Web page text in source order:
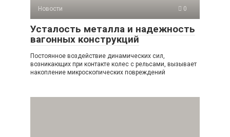
Новости 0
Усталость металла и надежность
вагонных конструкций
Постоянное воздействие динамических сил,
возникающих при контакте колес с рельсами, вызывает
накопление микроскопических повреждений